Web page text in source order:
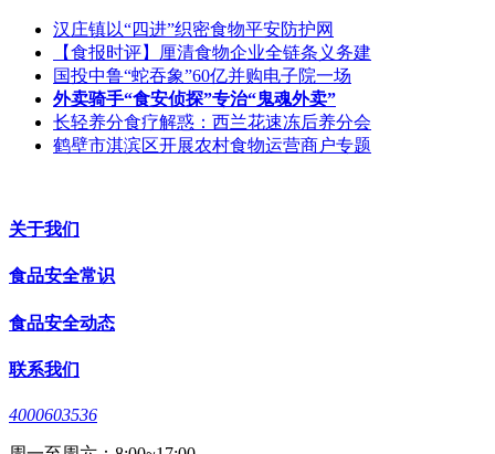
汉庄镇以“四进”织密食物平安防护网
【食报时评】厘清食物企业全链条义务建
国投中鲁“蛇吞象”60亿并购电子院一场
外卖骑手“食安侦探”专治“鬼魂外卖”
长轻养分食疗解惑：西兰花速冻后养分会
鹤壁市淇滨区开展农村食物运营商户专题
关于我们
食品安全常识
食品安全动态
联系我们
4000603536